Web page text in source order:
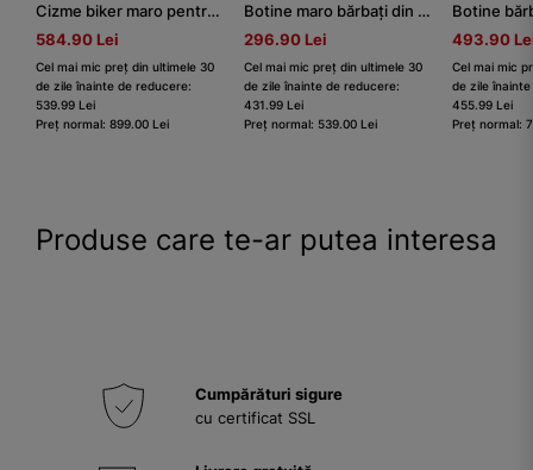
Cizme biker maro pentru bărbați din piele naturală
584.90 Lei
Cel mai mic preț din ultimele 30
de zile înainte de reducere:
539.99 Lei
Preț normal: 899.00 Lei
Botine maro bărbați din piele naturală netedă
296.90 Lei
Cel mai mic preț din ultimele 30
de zile înainte de reducere:
431.99 Lei
Preț normal: 539.00 Lei
Botine
493.90
Cel mai mic
de zile
455.99 Lei
Preț normal:
Produse care te-ar putea interesa
Cumpărături sigure
cu certificat SSL